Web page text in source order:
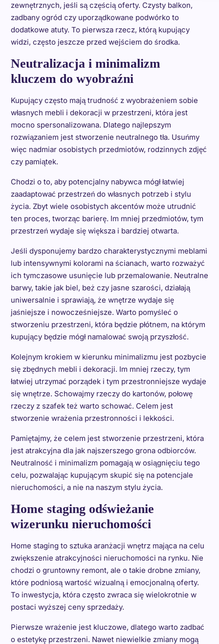
zewnętrznych, jeśli są częścią oferty. Czysty balkon,
zadbany ogród czy uporządkowane podwórko to
dodatkowe atuty. To pierwsza rzecz, którą kupujący
widzi, często jeszcze przed wejściem do środka.
Neutralizacja i minimalizm
kluczem do wyobraźni
Kupujący często mają trudność z wyobrażeniem sobie
własnych mebli i dekoracji w przestrzeni, która jest
mocno spersonalizowana. Dlatego najlepszym
rozwiązaniem jest stworzenie neutralnego tła. Usuńmy
więc nadmiar osobistych przedmiotów, rodzinnych zdjęć
czy pamiątek.
Chodzi o to, aby potencjalny nabywca mógł łatwiej
zaadaptować przestrzeń do własnych potrzeb i stylu
życia. Zbyt wiele osobistych akcentów może utrudnić
ten proces, tworząc barierę. Im mniej przedmiotów, tym
przestrzeń wydaje się większa i bardziej otwarta.
Jeśli dysponujemy bardzo charakterystycznymi meblami
lub intensywnymi kolorami na ścianach, warto rozważyć
ich tymczasowe usunięcie lub przemalowanie. Neutralne
barwy, takie jak biel, beż czy jasne szarości, działają
uniwersalnie i sprawiają, że wnętrze wydaje się
jaśniejsze i nowocześniejsze. Warto pomyśleć o
stworzeniu przestrzeni, która będzie płótnem, na którym
kupujący będzie mógł namalować swoją przyszłość.
Kolejnym krokiem w kierunku minimalizmu jest pozbycie
się zbędnych mebli i dekoracji. Im mniej rzeczy, tym
łatwiej utrzymać porządek i tym przestronniejsze wydaje
się wnętrze. Schowajmy rzeczy do kartonów, połowę
rzeczy z szafek też warto schować. Celem jest
stworzenie wrażenia przestronności i lekkości.
Pamiętajmy, że celem jest stworzenie przestrzeni, która
jest atrakcyjna dla jak najszerszego grona odbiorców.
Neutralność i minimalizm pomagają w osiągnięciu tego
celu, pozwalając kupującym skupić się na potencjale
nieruchomości, a nie na naszym stylu życia.
Home staging odświeżanie
wizerunku nieruchomości
Home staging to sztuka aranżacji wnętrz mająca na celu
zwiększenie atrakcyjności nieruchomości na rynku. Nie
chodzi o gruntowny remont, ale o takie drobne zmiany,
które podniosą wartość wizualną i emocjonalną oferty.
To inwestycja, która często zwraca się wielokrotnie w
postaci wyższej ceny sprzedaży.
Pierwsze wrażenie jest kluczowe, dlatego warto zadbać
o estetykę przestrzeni. Nawet niewielkie zmiany mogą